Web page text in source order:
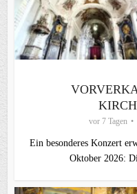
vor 7 Tagen
Ein besonderes Konzert
Oktober 2026: